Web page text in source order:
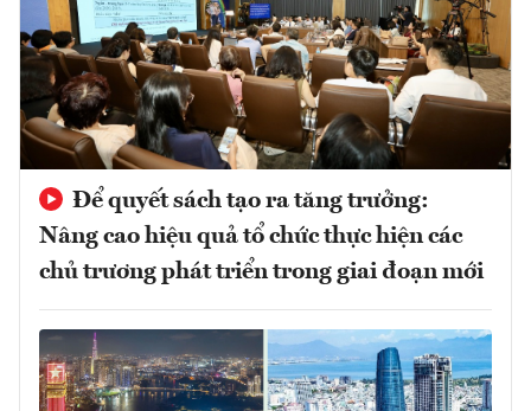
Để quyết sách tạo ra tăng trưởng:
Nâng cao hiệu quả tổ chức thực hiện các
chủ trương phát triển trong giai đoạn mới